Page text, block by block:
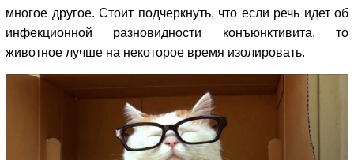
многое другое. Стоит подчеркнуть, что если речь идет об
инфекционной разновидности конъюнктивита, то
животное лучше на некоторое время изолировать.